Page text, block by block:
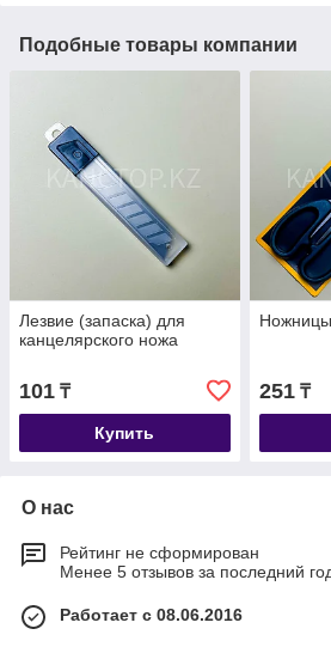
Подобные товары компании
Лезвие (запаска) для
канцелярского ножа
101 ₸
Купить
251₸
О нас
Рейтинг не сформирован
Менее 5 отзывов за последний
Работает с 08.06.2016